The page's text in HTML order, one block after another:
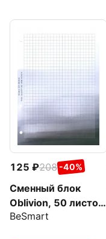
125 208 -40%
Сменный блок
Oblivion, 50 листов,
клетка, А5
BeSmart